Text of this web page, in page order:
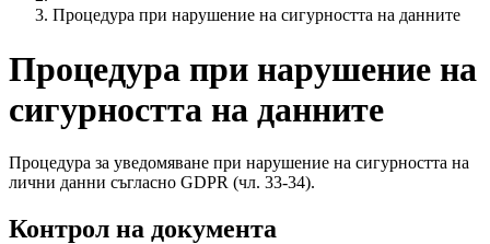
Процедура при нарушение на сигурността на данните
Процедура при нарушение на
сигурността на данните
Процедура за уведомяване при нарушение на сигурността на
лични данни съгласно GDPR (чл. 33-34).
Контрол на документа